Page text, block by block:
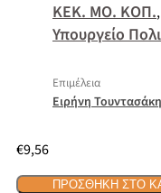
ΚΕΚ. ΜΟ. ΚΟΠ.,
Υπουργείο
Επιμέλεια
Ειρήνη Τουντασάκη
€9,56
ΠΡΟΣΘΉΚΗ ΣΤΟ